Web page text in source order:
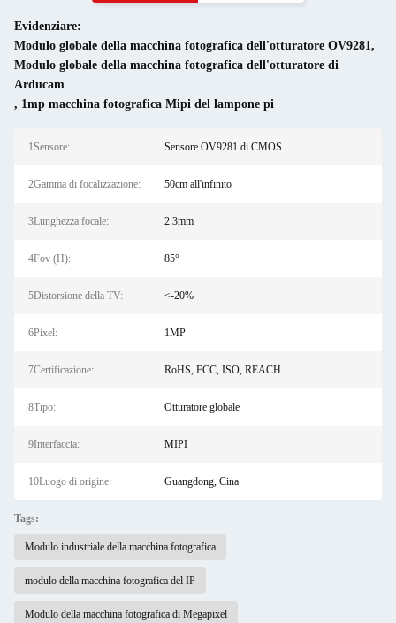
Evidenziare:
Modulo globale della macchina fotografica dell'otturatore OV9281,
Modulo globale della macchina fotografica dell'otturatore di
Arducam
, 1mp macchina fotografica Mipi del lampone pi
1Sensore: Sensore OV9281 di CMOS
2Gamma di focalizzazione: 50cm all'infinito
3Lunghezza focale: 2.3mm
4Fov (H): 85°
5Distorsione della TV: <-20%
6Pixel: 1MP
7Certificazione: RoHS, FCC, ISO, REACH
8Tipo: Otturatore globale
9Interfaccia: MIPI
10Luogo di origine: Guangdong, Cina
Tags:
Modulo industriale della macchina fotografica
modulo della macchina fotografica del IP
Modulo della macchina fotografica di Megapixel